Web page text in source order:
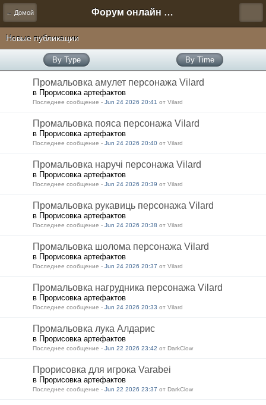
← Домой Форум онлайн игры "Новая Эра" (Нюра Биз)
Новые публикации
By Type By Time
Промальовка амулет персонажа Vilard
в Прорисовка артефактов
Последнее сообщение - Jun 24 2026 20:41 от Vilard
Промальовка пояса персонажа Vilard
в Прорисовка артефактов
Последнее сообщение - Jun 24 2026 20:40 от Vilard
Промальовка наручі персонажа Vilard
в Прорисовка артефактов
Последнее сообщение - Jun 24 2026 20:39 от Vilard
Промальовка рукавиць персонажа Vilard
в Прорисовка артефактов
Последнее сообщение - Jun 24 2026 20:38 от Vilard
Промальовка шолома персонажа Vilard
в Прорисовка артефактов
Последнее сообщение - Jun 24 2026 20:37 от Vilard
Промальовка нагрудника персонажа Vilard
в Прорисовка артефактов
Последнее сообщение - Jun 24 2026 20:33 от Vilard
Промальовка лука Алдарис
в Прорисовка артефактов
Последнее сообщение - Jun 22 2026 23:42 от DarkClow
Прорисовка для игрока Varabei
в Прорисовка артефактов
Последнее сообщение - Jun 22 2026 23:37 от DarkClow